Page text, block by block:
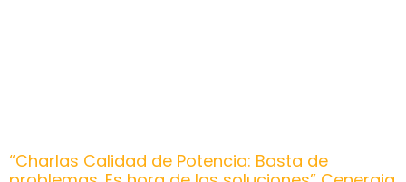
“Charlas Calidad de Potencia: Basta de